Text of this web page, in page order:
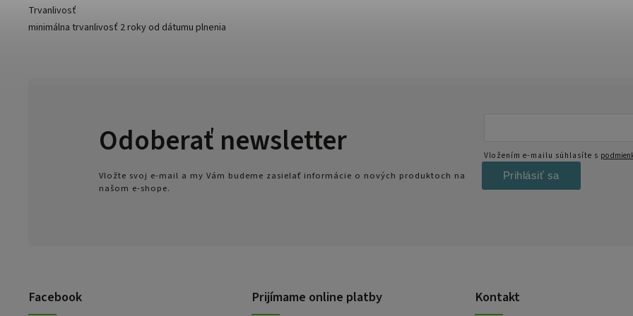
Trvanlivosť
minimálna trvanlivosť 2 roky od dátumu plnenia
Facebook Prijímame online platby Kontakt
Odoberať newsletter
Vložte svoj e-mail a my Vám budeme zasielať informácie o nových produktoch na
našom e-shope.
Vložením e-mailu súhlasíte s
Prihlásiť sa